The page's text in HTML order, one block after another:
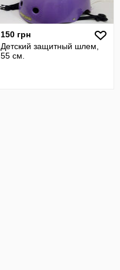
150 грн
Детский защитный шлем,
55 см.